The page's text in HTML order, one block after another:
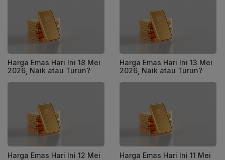
Harga Emas Hari Ini 18 Mei
2026, Naik atau Turun?
Harga Emas Hari Ini 13 Mei
2026, Naik atau Turun?
Harga Emas Hari Ini 12 Mei
Harga Emas Hari Ini 11 Mei